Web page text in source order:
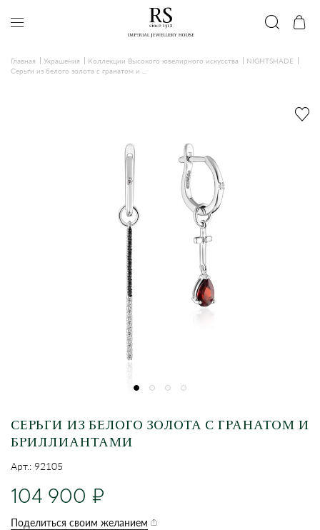
Главная Украшения Коллекции Высокого ювелирного искусства
NIGHTSHADE
Серьги из белого золота с гранатом и ...
СЕРЬГИ ИЗ БЕЛОГО ЗОЛОТА С ГРАНАТОМ И
БРИЛЛИАНТАМИ
Арт.: 92105
104 900
Поделиться своим желанием